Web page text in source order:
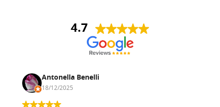
4.7
Antonella Benelli
18/12/2025